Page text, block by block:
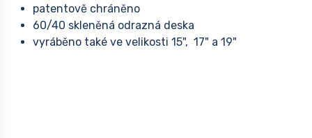
patentově chráněno
60/40 skleněná odrazná deska
vyráběno také ve velikosti 15", 17" a 19"